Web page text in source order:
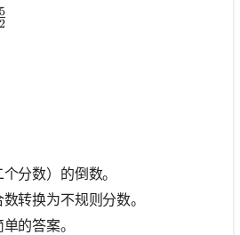
\frac{5}{3}=\frac{9 \times
分数）的倒数。
转换为不规则分数。
的答案。